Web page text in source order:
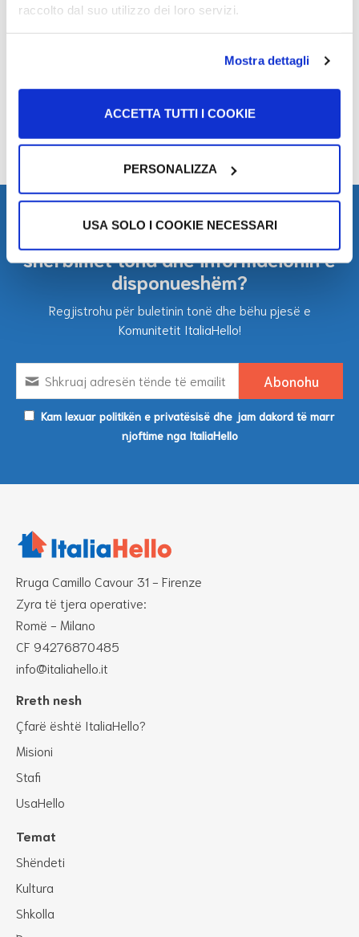
raccolto dal suo utilizzo dei loro servizi.
Mostra dettagli
ACCETTA TUTTI I COOKIE
PERSONALIZZA
USA SOLO I COOKIE NECESSARI
Të shkruash një njoftim ku kërkon punë
Hap artikullin
Dëshiron të marrësh përditësime mbi
shërbimet tona dhe informacionin e
disponueshëm?
Regjistrohu për buletinin tonë dhe bëhu pjesë e
Komunitetit ItaliaHello!
Kam lexuar politikën e privatësisë dhe jam dakord të marr
njoftime nga ItaliaHello
Rruga Camillo Cavour 31 - Firenze
Zyra të tjera operative:
Romë - Milano
CF 94276870485
info@italiahello.it
Rreth nesh
Çfarë është ItaliaHello?
Misioni
Stafi
UsaHello
Temat
Shëndeti
Kultura
Shkolla